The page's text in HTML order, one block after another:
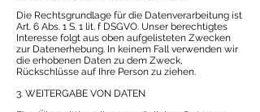
Die Rechtsgrundlage für die Datenverarbeitung ist
Art. 6 Abs. 1 S. 1 lit. f DSGVO. Unser berechtigtes
Interesse folgt aus oben aufgelisteten Zwecken
zur Datenerhebung. In keinem Fall verwenden wir
die erhobenen Daten zu dem Zweck,
Rückschlüsse auf Ihre Person zu ziehen.
3. WEITERGABE VON DATEN